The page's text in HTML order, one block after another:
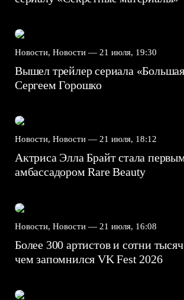
Новости, Новости — 21 июля, 19:30
Вышел трейлер сериала
Сергеем Горошко
Новости, Новости — 21 июля, 18:12
Актриса Элла Брайт стала
амбассадором Rare Beauty
Новости, Новости — 21 июля, 16:08
Более 300 артистов и сотни
чем запомнился VK Fest 2026